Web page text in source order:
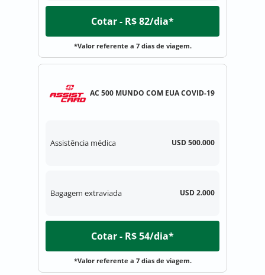
Cotar - R$ 82/dia*
*Valor referente a 7 dias de viagem.
AC 500 MUNDO COM EUA COVID-19
Assistência médica USD 500.000
Bagagem extraviada USD 2.000
Cotar - R$ 54/dia*
*Valor referente a 7 dias de viagem.